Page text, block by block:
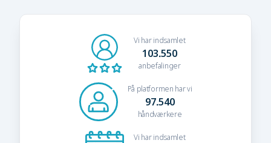
Vi har indsamlet
103.550
anbefalinger
På platformen har vi
97.540
håndværkere
Vi har indsamlet